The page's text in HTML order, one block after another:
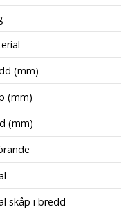
(mm)
(mm)
(mm)
skåp i bredd